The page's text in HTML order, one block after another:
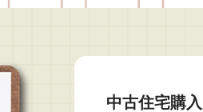
中古住宅購